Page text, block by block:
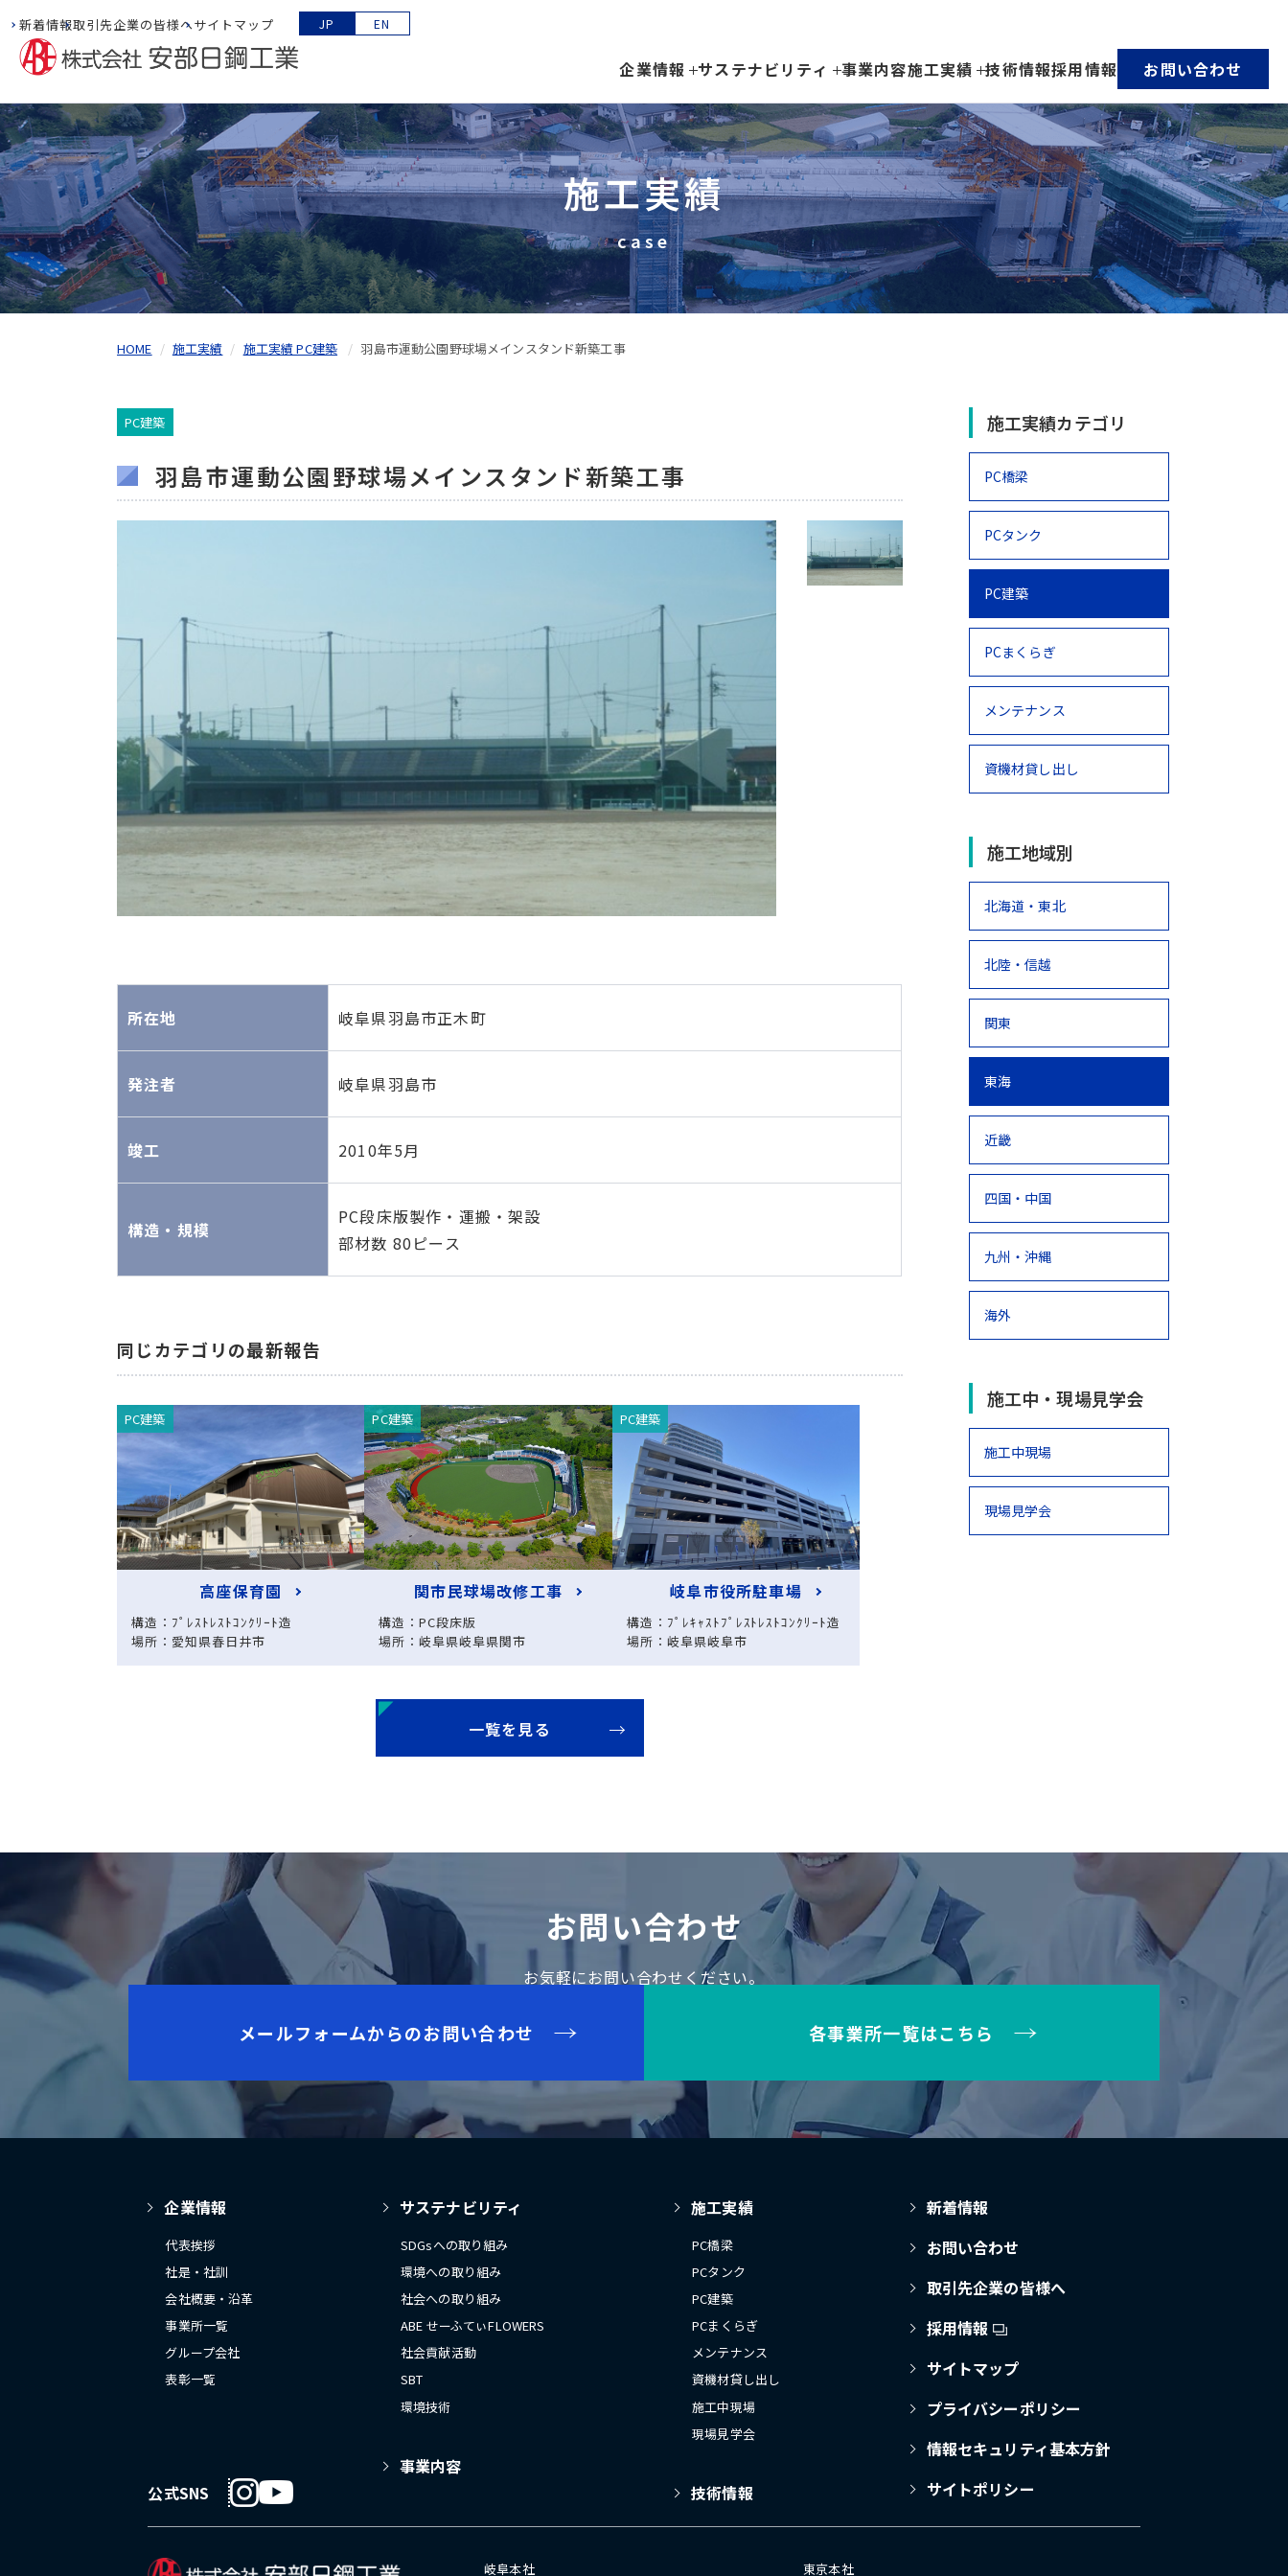
新着情報取引先企業の皆様へサイトマップ JP EN
企業情報 サステナビリティ 事業内容施工実績 技術情報採用情報 お問い合わせ
施工実績
case
HOME 施工実績 施工実績 PC建築 羽島市運動公園野球場メインスタンド新築工事
PC建築
羽島市運動公園野球場メインスタンド新築工事
所在地 岐阜県羽島市正木町
発注者 岐阜県羽島市
竣工 2010年5月
構造・規模
PC段床版製作・運搬・架設
部材数 80ピース
同じカテゴリの最新報告
PC建築
高座保育園
構造：ﾌﾟﾚｽﾄﾚｽﾄｺﾝｸﾘｰﾄ造
場所：愛知県春日井市
PC建築
関市民球場改修工事
構造：PC段床版
場所：岐阜県岐阜県関市
PC建築
岐阜市役所駐車場
構造：ﾌﾟﾚｷｬｽﾄﾌﾟﾚｽﾄﾚｽﾄｺﾝｸﾘｰﾄ造
場所：岐阜県岐阜市
一覧を見る
施工実績カテゴリ
PC橋梁
PCタンク
PC建築
PCまくらぎ
メンテナンス
資機材貸し出し
施工地域別
北海道・東北
北陸・信越
関東
東海
近畿
四国・中国
九州・沖縄
海外
施工中・現場見学会
施工中現場
現場見学会
お問い合わせ
お気軽にお問い合わせください。
メールフォームからのお問い合わせ 各事業所一覧はこちら
企業情報
代表挨拶
社是・社訓
会社概要・沿革
事業所一覧
グループ会社
表彰一覧
サステナビリティ
SDGsへの取り組み
環境への取り組み
社会への取り組み
ABE せーふてぃFLOWERS
社会貢献活動
SBT
環境技術
事業内容
施工実績
PC橋梁
PCタンク
PC建築
PCまくらぎ
メンテナンス
資機材貸し出し
施工中現場
現場見学会
技術情報
新着情報
お問い合わせ
取引先企業の皆様へ
採用情報
サイトマップ
プライバシーポリシー
情報セキュリティ基本方針
サイトポリシー
公式SNS
岐阜本社 東京本社